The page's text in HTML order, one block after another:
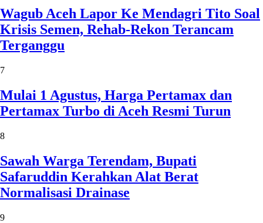
Wagub Aceh Lapor Ke Mendagri Tito Soal
Krisis Semen, Rehab-Rekon Terancam
Terganggu
7
Mulai 1 Agustus, Harga Pertamax dan
Pertamax Turbo di Aceh Resmi Turun
8
Sawah Warga Terendam, Bupati
Safaruddin Kerahkan Alat Berat
Normalisasi Drainase
9